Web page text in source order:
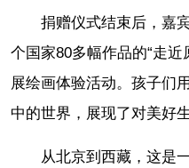
捐赠仪式结束后，嘉
个国家80多幅作品的“走
展绘画体验活动。孩子们
中的世界，展现了对美好
从北京到西藏，这是